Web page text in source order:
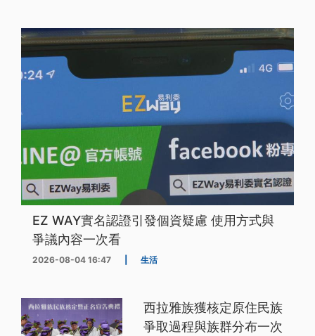
EZ WAY實名認證引發個資疑慮 使用方式與
爭議內容一次看
2026-08-04 16:47 生活
西拉雅族獲核定原住民族
爭取過程與族群分布一次